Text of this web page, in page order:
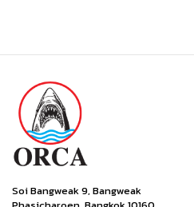
Soi Bangweak 9, Bangweak